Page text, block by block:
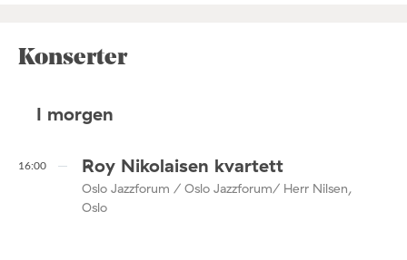
Konserter
I morgen
16:00 Roy Nikolaisen kvartett
Oslo Jazzforum / Oslo Jazzforum/ Herr Nilsen,
Oslo